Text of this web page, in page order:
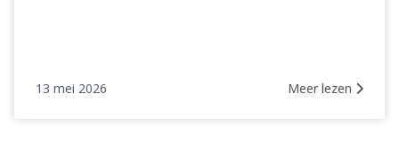
13 mei 2026 Meer lezen